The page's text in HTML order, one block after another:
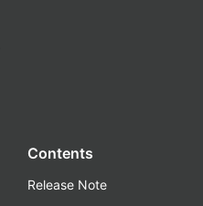
Contents
Release Note